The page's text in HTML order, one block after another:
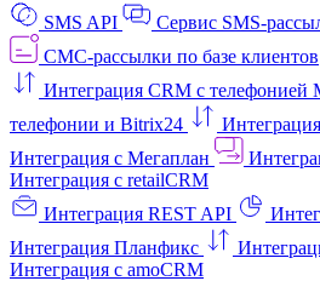
SMS API
Сервис SMS-
СМС-рассылки по базе клиентов
Интеграция CRM с
телефонии и Bitrix24
Интеграция с Мегаплан
Интеграция с retailCRM
Интеграция REST API
Интеграция Планфикс
Интеграция с amoCRM